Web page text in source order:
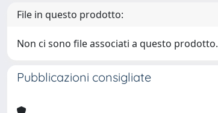
File in questo prodotto:
Non ci sono file associati a questo prodotto.
Pubblicazioni consigliate